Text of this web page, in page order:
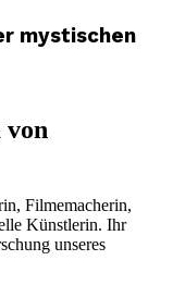
mystischen
Filmemacherin,
Künstlerin. Ihr
unseres